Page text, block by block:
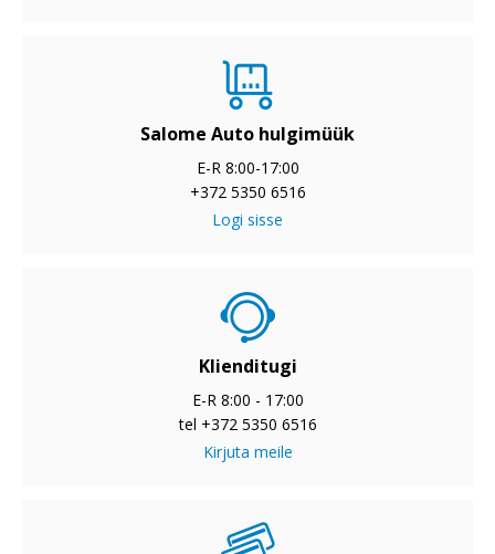
Salome Auto hulgimüük
E-R 8:00-17:00
+372 5350 6516
Logi sisse
Klienditugi
E-R 8:00 - 17:00
tel +372 5350 6516
Kirjuta meile